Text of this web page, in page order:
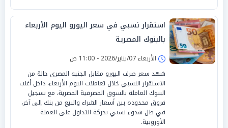
استقرار نسبي في سعر اليورو اليوم الأربعاء
بالبنوك المصرية
الأربعاء 07/يناير/2026 - 11:00 ص
شهد سعر صرف اليورو مقابل الجنيه المصري حالة من
الاستقرار النسبي خلال تعاملات اليوم الأربعاء، داخل أغلب
البنوك العاملة بالسوق المصرفية المصرية، مع تسجيل
فروق محدودة بين أسعار الشراء والبيع من بنك إلى آخر،
في ظل هدوء نسبي بحركة التداول على العملة
الأوروبية.